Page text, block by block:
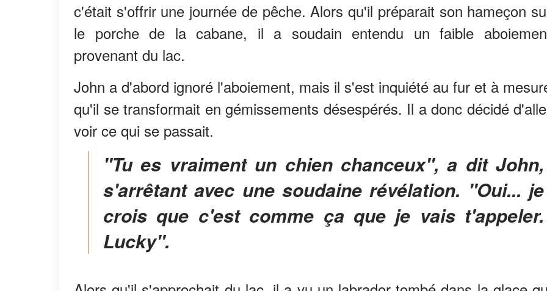
c'était s'offrir une journée de pêche. Alors qu'il préparait son hameçon
le porche de la cabane, il a soudain entendu un faible
provenant du lac.
John a d'abord ignoré l'aboiement, mais il s'est inquiété au fur et à
qu'il se transformait en gémissements désespérés. Il a donc décidé
voir ce qui se passait.
"Tu es vraiment un chien chanceux", a dit John,
s'arrêtant avec une soudaine révélation. "Oui... je
crois que c'est comme ça que je vais t'appeler.
Lucky".